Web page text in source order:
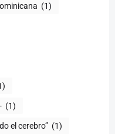
(1)
(1)
el cerebro” (1)